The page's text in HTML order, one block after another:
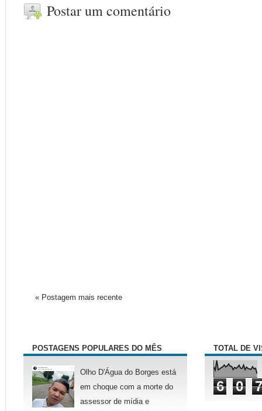
Postar um comentário
« Postagem mais recente
POSTAGENS POPULARES DO MÊS
Olho D'Água do Borges está
em choque com a morte do
assessor de mídia e
TOTAL DE
6 0 7